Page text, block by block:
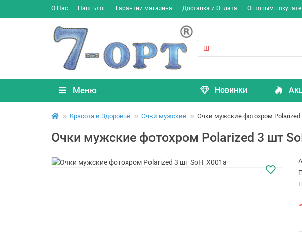
О Нас Наш Блог Гарантии магазина Доставка и Оплата Оптовым
Меню Новинки
Красота и Здоровье Очки мужские Очки мужские фотохром Polarized
Очки мужские фотохром Polarized 3 шт